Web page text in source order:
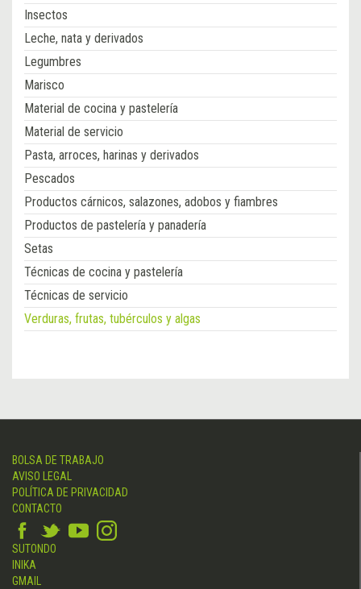
Insectos
Leche, nata y derivados
Legumbres
Marisco
Material de cocina y pastelería
Material de servicio
Pasta, arroces, harinas y derivados
Pescados
Productos cárnicos, salazones, adobos y fiambres
Productos de pastelería y panadería
Setas
Técnicas de cocina y pastelería
Técnicas de servicio
Verduras, frutas, tubérculos y algas
BOLSA DE TRABAJO
AVISO LEGAL
POLÍTICA DE PRIVACIDAD
CONTACTO
SUTONDO
INIKA
GMAIL